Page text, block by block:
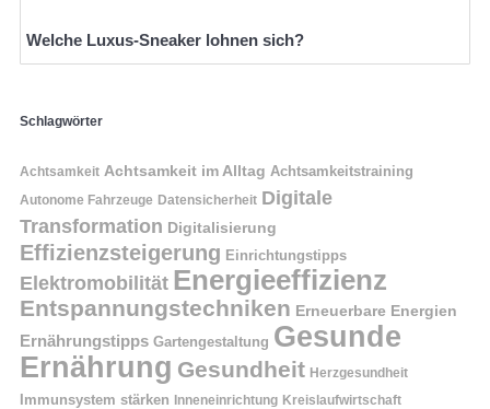
Welche Luxus-Sneaker lohnen sich?
Schlagwörter
Achtsamkeit Achtsamkeit im Alltag Achtsamkeitstraining
Autonome Fahrzeuge Datensicherheit Digitale
Transformation Digitalisierung
Effizienzsteigerung Einrichtungstipps
Elektromobilität Energieeffizienz
Entspannungstechniken Erneuerbare Energien
Ernährungstipps Gartengestaltung Gesunde
Ernährung Gesundheit Herzgesundheit
Immunsystem stärken Inneneinrichtung Kreislaufwirtschaft